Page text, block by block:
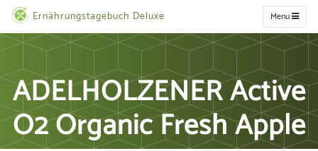
Ernährungstagebuch Deluxe Menu
ADELHOLZENER Active
O2 Organic Fresh Apple